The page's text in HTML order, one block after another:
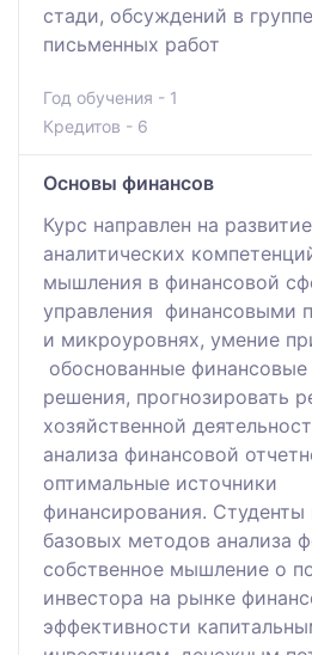
стади, обсуждений в
письменных работ
Год обучения - 1
Кредитов - 6
Основы финансов
Курс направлен на
аналитических
мышления в финансовой
управления финансовыми
и микроуровнях, умение
обоснованные
решения, прогнозировать
хозяйственной
анализа финансовой
оптимальные источники
финансирования. Студенты
базовых методов анализа
собственное мышление о
инвестора на рынке
эффективности